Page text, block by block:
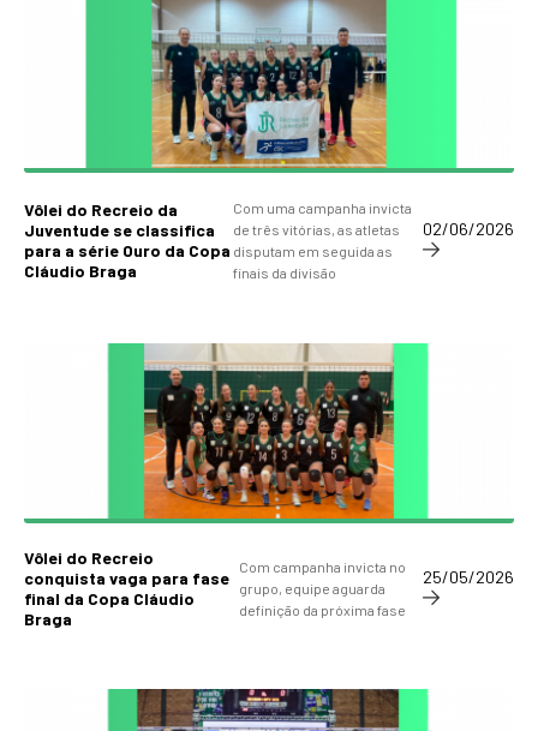
Vôlei do Recreio da
Juventude se classifica
para a série Ouro da Copa
Cláudio Braga
Com uma campanha invicta
de três vitórias, as atletas
disputam em seguida as
finais da divisão
02/06/2026
Vôlei do Recreio
conquista vaga para fase
final da Copa Cláudio
Braga
Com campanha invicta no
grupo, equipe aguarda
definição da próxima fase
25/05/2026